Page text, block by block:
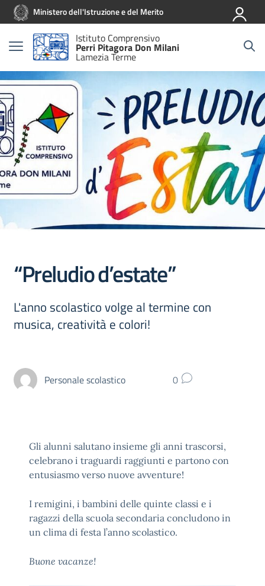
Vai ai contenuti
Vai al menu di navigazione
Vai al footerMinistero dell'Istruzione e del Merito
Istituto Comprensivo
Perri Pitagora Don Milani
Lamezia Terme
“Preludio d’estate”
L'anno scolastico volge al termine con
musica, creatività e colori!
Personale scolastico 0
Gli alunni salutano insieme gli anni trascorsi,
celebrano i traguardi raggiunti e partono con
entusiasmo verso nuove avventure!
I remigini, i bambini delle quinte classi e i
ragazzi della scuola secondaria concludono in
un clima di festa l’anno scolastico.
Buone vacanze!